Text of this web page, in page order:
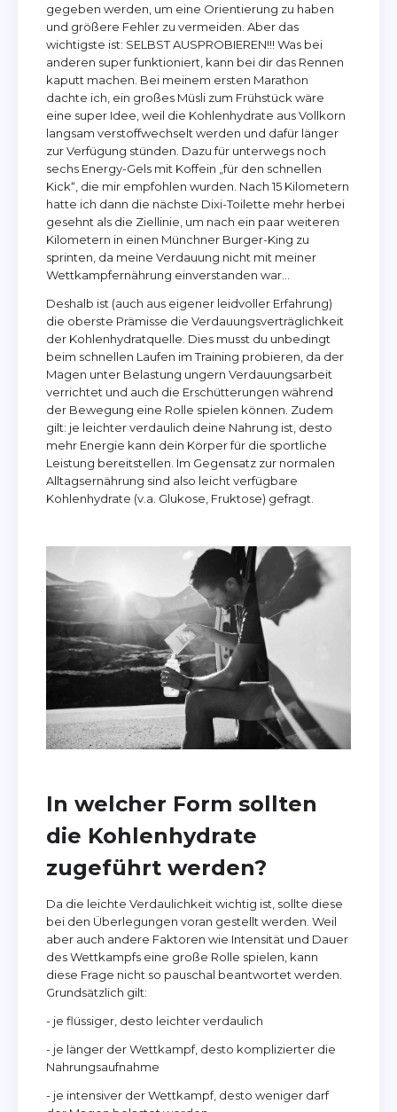
gegeben werden, um eine Orientierung zu haben
und größere Fehler zu vermeiden. Aber das
wichtigste ist: SELBST AUSPROBIEREN!!! Was bei
anderen super funktioniert, kann bei dir das Rennen
kaputt machen. Bei meinem ersten Marathon
dachte ich, ein großes Müsli zum Frühstück wäre
eine super Idee, weil die Kohlenhydrate aus Vollkorn
langsam verstoffwechselt werden und dafür länger
zur Verfügung stünden. Dazu für unterwegs noch
sechs Energy-Gels mit Koffein „für den schnellen
Kick“, die mir empfohlen wurden. Nach 15 Kilometern
hatte ich dann die nächste Dixi-Toilette mehr herbei
gesehnt als die Ziellinie, um nach ein paar weiteren
Kilometern in einen Münchner Burger-King zu
sprinten, da meine Verdauung nicht mit meiner
Wettkampfernährung einverstanden war…
Deshalb ist (auch aus eigener leidvoller Erfahrung)
die oberste Prämisse die Verdauungsverträglichkeit
der Kohlenhydratquelle. Dies musst du unbedingt
beim schnellen Laufen im Training probieren, da der
Magen unter Belastung ungern Verdauungsarbeit
verrichtet und auch die Erschütterungen während
der Bewegung eine Rolle spielen können. Zudem
gilt: je leichter verdaulich deine Nahrung ist, desto
mehr Energie kann dein Körper für die sportliche
Leistung bereitstellen. Im Gegensatz zur normalen
Alltagsernährung sind also leicht verfügbare
Kohlenhydrate (v.a. Glukose, Fruktose) gefragt.
In welcher Form sollten
die Kohlenhydrate
zugeführt werden?
Da die leichte Verdaulichkeit wichtig ist, sollte diese
bei den Überlegungen voran gestellt werden. Weil
aber auch andere Faktoren wie Intensität und Dauer
des Wettkampfs eine große Rolle spielen, kann
diese Frage nicht so pauschal beantwortet werden.
Grundsätzlich gilt:
- je flüssiger, desto leichter verdaulich
- je länger der Wettkampf, desto komplizierter die
Nahrungsaufnahme
- je intensiver der Wettkampf, desto weniger darf